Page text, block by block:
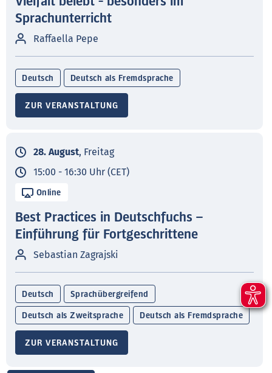
Sprachunterricht
Raffaella Pepe
Deutsch Deutsch als Fremdsprache
ZUR VERANSTALTUNG
28. August, Freitag
15:00 - 16:30 Uhr (CET)
Online
Best Practices in Deutschfuchs –
Einführung für Fortgeschrittene
Sebastian Zagrajski
Deutsch Sprachübergreifend
Deutsch als Zweitsprache Deutsch als Fremdsprache
ZUR VERANSTALTUNG